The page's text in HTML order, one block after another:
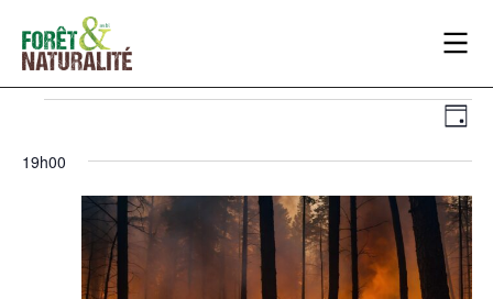
DE
Jour
19h00